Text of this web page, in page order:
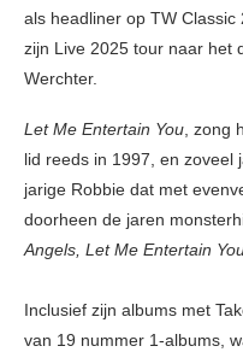
als headliner op TW
zijn Live 2025 tour naar het
Werchter. ​
Let Me Entertain You, zong
lid reeds in 1997, en zoveel
jarige Robbie dat met
doorheen de jaren
Angels, Let Me Entertain
Inclusief zijn albums met
van 19 nummer 1-albums,